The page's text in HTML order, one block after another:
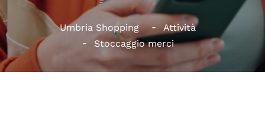
Umbria Shopping
Attività
Stoccaggio merci